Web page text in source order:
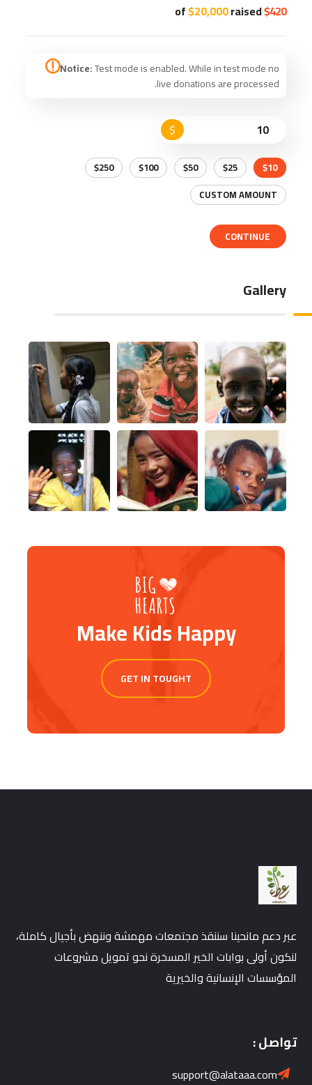
$420
of
$20,000raised
Notice:Test mode is enabled. While in test mode no
live donations are processed.
$
$10
$25
$50
$100
$250
CUSTOM AMOUNT
CONTINUE
Gallery
Make Kids Happy
GET IN TOUGHT
عبر دعم مانحينا سننقذ مجتمعات مهمشة وننهض بأجيال كاملة،
لنكون أولى بوابات الخير المسخرة نحو تمويل مشروعات
المؤسسات الإنسانية والخيرية
تواصل :
support@alataaa.com